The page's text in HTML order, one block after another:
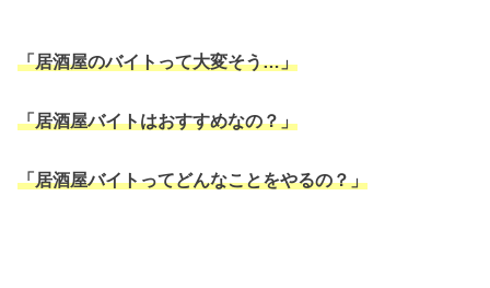
「居酒屋のバイトって大変そう…」
「居酒屋バイトはおすすめなの？」
「居酒屋バイトってどんなことをやるの？」